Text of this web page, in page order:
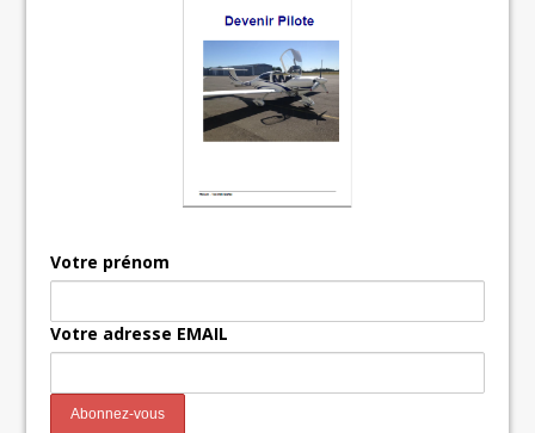
Votre prénom
Votre adresse EMAIL